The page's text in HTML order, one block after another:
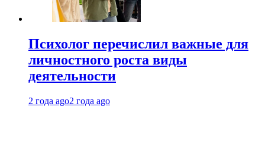
Психолог перечислил важные для
личностного роста виды
деятельности
2 года ago2 года ago